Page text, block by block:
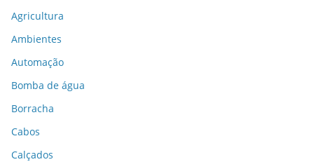
Agricultura
Ambientes
Automação
Bomba de água
Borracha
Cabos
Calçados